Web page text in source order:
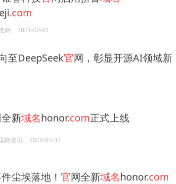
.com
网 2021-02-01
至DeepSeek官网，彰显开源AI领域新
新域名honor.com正式上线
网资讯 2024-03-31
尘埃落地！ 官网全新域名honor.com